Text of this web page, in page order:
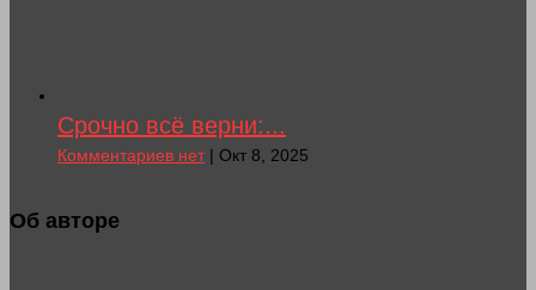
Срочно всё верни:...
Комментариев нет| Окт 8, 2025
Об авторе